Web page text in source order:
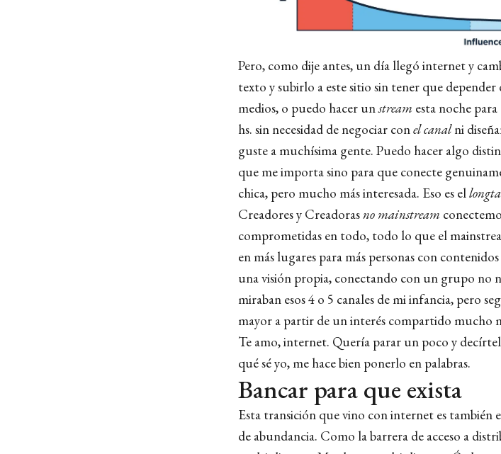
Pero, como dije antes, un día llegó internet y
texto y subirlo a este sitio sin tener que
medios, o puedo hacer unstream esta noche
hs. sin necesidad de negociar conel canalni
guste a muchísima gente. Puedo hacer algo
que me importa sino para que conecte
chica, pero mucho más interesada. Eso es el
Creadores y Creadorasno mainstream
comprometidas en todo, todo lo que el
en más lugares para más personas con
una visión propia, conectando con un grupo no
miraban esos 4 o 5 canales de mi infancia, pero
mayor a partir de un interés compartido mucho
Te amo, internet. Quería parar un poco y
qué sé yo, me hace bien ponerlo en palabras.
Bancar para que exista
Esta transición que vino con internet es también
de abundancia. Como la barrera de acceso a